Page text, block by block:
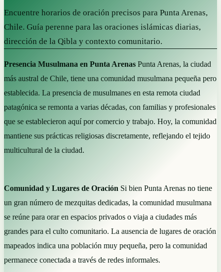
Encuentre horarios de oración precisos para Punta Arenas,
Chile. Guía perenne para las oraciones islámicas diarias,
dirección de la Qibla y contexto comunitario.
Presencia Musulmana en Punta Arenas Punta Arenas, la ciudad
más austral de Chile, tiene una comunidad musulmana pequeña pero
establecida. La presencia de musulmanes en esta remota ciudad
patagónica se remonta a varias décadas, con familias y profesionales
que se establecieron aquí por comercio y trabajo. Hoy, la comunidad
mantiene sus prácticas religiosas discretamente, reflejando el tejido
multicultural de la ciudad.
Comunidad y Lugares de Oración Si bien Punta Arenas no tiene
un gran número de mezquitas dedicadas, la comunidad musulmana
se reúne para orar en espacios privados o viaja a ciudades más
grandes para el culto comunitario. La ausencia de lugares de oración
mapeados indica una población muy pequeña, pero la comunidad
permanece conectada a través de redes informales.